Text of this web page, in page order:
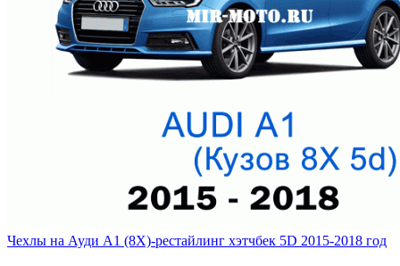
Чехлы на Ауди А1 (8Х)-рестайлинг хэтчбек 5D 2015-2018 год